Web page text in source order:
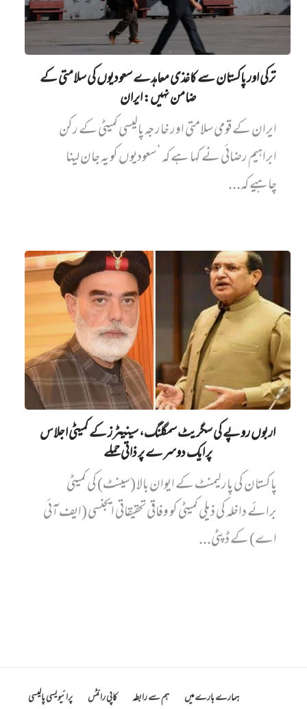
ترکی اور پاکستان سے کاغذی معاہدے سعودیوں کی سلامتی کے
ضامن نہیں‌: ایران
ایران کے قومی سلامتی اور خارجہ پالیسی کمیٹی کے رکن
ابراہیم رضائی نے کہا ہے کہ ’سعودیوں کو یہ جان لینا
چاہیے کہ...
اربوں روپے کی سگریٹ سمگلنگ، سینیٹرز کے کمیٹی اجلاس
پر ایک دوسرے پر ذاتی حملے
پاکستان کی پارلیمنٹ کے ایوان بالا (سینٹ) کی کمیٹی
برائے داخلہ کی ذیلی کمیٹی کو وفاقی تحقیقاتی ایجنسی (ایف آئی
اے) کے ڈپٹی...
ہمارے بارے میں ہم سے رابطہ کاپی رائٹس پرائیویسی پالیسی